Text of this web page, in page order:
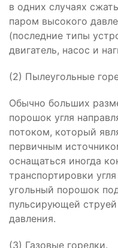
в одних случаях
паром высокого
(последние типы
двигатель, насос и
(2) Пылеугольные
Обычно больших
порошок угля
потоком, который
первичным
оснащаться иногда
транспортировки
угольный порошок
пульсирующей
давления.
(3) Газовые горелки.